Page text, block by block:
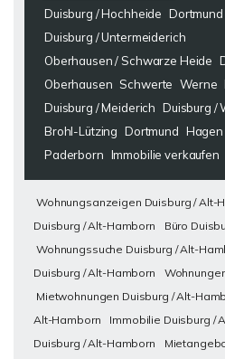
Duisburg / Hochheide
Duisburg / Untermeiderich
Oberhausen / Schwarze Heide
Oberhausen Schwerte Werne
Duisburg / Meiderich Duisburg /
Brohl-Lützing Dortmund Hagen
Paderborn Immobilie verkaufen
Wohnungsanzeigen Duisburg / Alt-
Duisburg / Alt-Hamborn
Büro
Wohnungssuche Duisburg / Alt-
Duisburg / Alt-Hamborn
Mietwohnungen Duisburg / Alt-
Alt-Hamborn
Immobilie Duisburg /
Duisburg / Alt-Hamborn